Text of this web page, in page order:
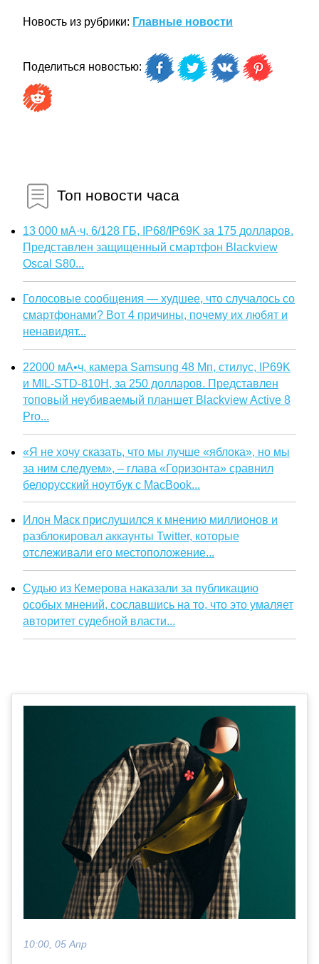
Новость из рубрики: Главные новости
Поделиться новостью:
Топ новости часа
13 000 мА·ч, 6/128 ГБ, IP68/IP69K за 175 долларов.
Представлен защищенный смартфон Blackview
Oscal S80...
Голосовые сообщения — худшее, что случалось со
смартфонами? Вот 4 причины, почему их любят и
ненавидят...
22000 мА•ч, камера Samsung 48 Мп, стилус, IP69K
и MIL-STD-810H, за 250 долларов. Представлен
топовый неубиваемый планшет Blackview Active 8
Pro...
«Я не хочу сказать, что мы лучше «яблока», но мы
за ним следуем», – глава «Горизонта» сравнил
белорусский ноутбук с MacBook...
Илон Маск прислушился к мнению миллионов и
разблокировал аккаунты Twitter, которые
отслеживали его местоположение...
Судью из Кемерова наказали за публикацию
особых мнений, сославшись на то, что это умаляет
авторитет судебной власти...
10:00, 05 Апр